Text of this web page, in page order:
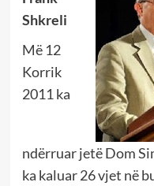
Shkreli
Më 12
Korrik
2011 ka
ndërruar jetë Dom
ka kaluar 26 vjet në